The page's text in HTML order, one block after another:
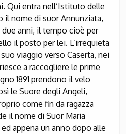
Qui entra nell’Istituto delle
il nome di suor Annunziata,
anni, il tempo cioè per
il posto per lei. L’irrequieta
viaggio verso Caserta, nei
a raccogliere le prime
1891 prendono il velo
le Suore degli Angeli,
come fin da ragazza
il nome di Suor Maria
appena un anno dopo alle